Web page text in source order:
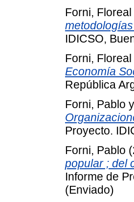
Forni, Floreal
IDICSO,
Forni, Floreal
Economía
República
Forni, Pablo y
Proyecto.
Forni, Pablo
popular ; del
Informe de
(Enviado)